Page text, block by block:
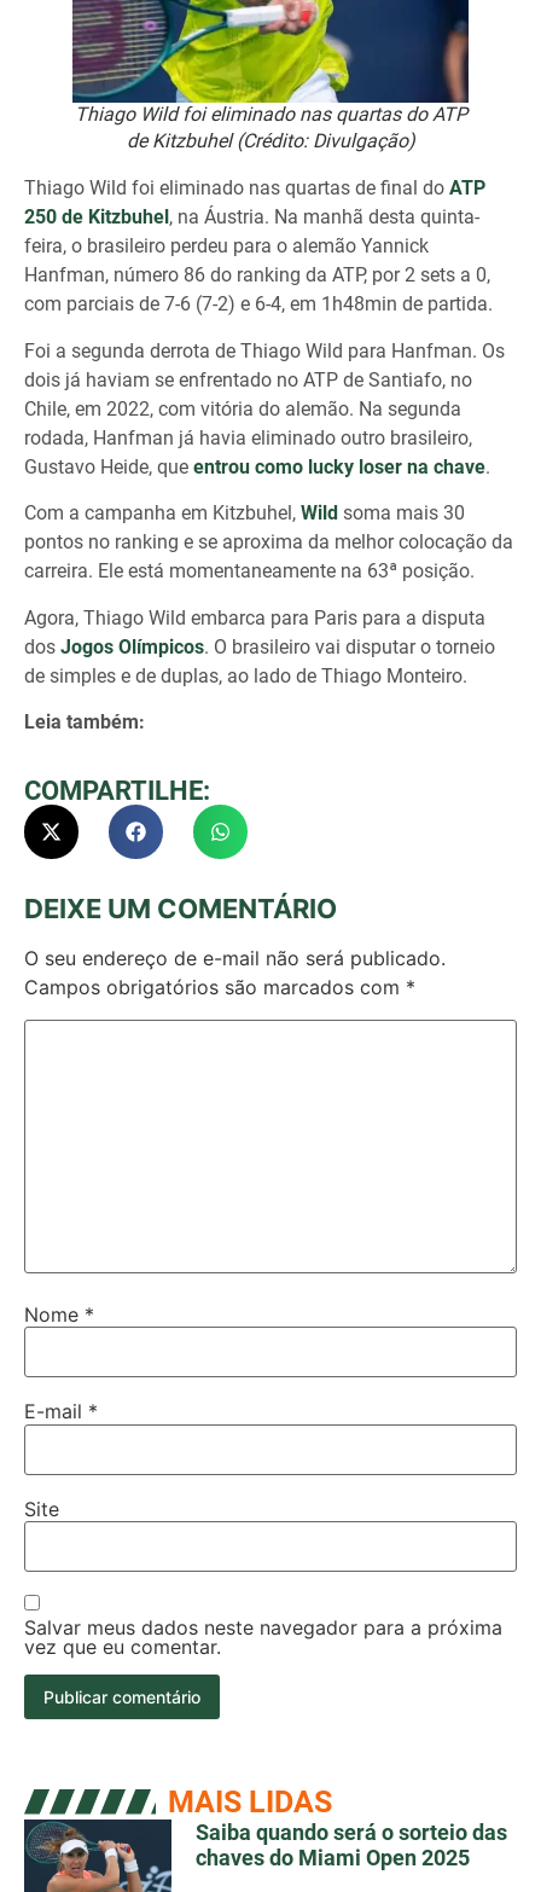
Thiago Wild foi eliminado nas quartas do ATP
de Kitzbuhel (Crédito: Divulgação)
Thiago Wild foi eliminado nas quartas de final do ATP
250 de Kitzbuhel , na Áustria. Na manhã desta quinta-
feira, o brasileiro perdeu para o alemão Yannick
Hanfman, número 86 do ranking da ATP, por 2 sets a 0,
com parciais de 7-6 (7-2) e 6-4, em 1h48min de partida.
Foi a segunda derrota de Thiago Wild para Hanfman. Os
dois já haviam se enfrentado no ATP de Santiafo, no
Chile, em 2022, com vitória do alemão. Na segunda
rodada, Hanfman já havia eliminado outro brasileiro,
Gustavo Heide, que entrou como lucky loser na chave.
Com a campanha em Kitzbuhel, Wild soma mais 30
pontos no ranking e se aproxima da melhor colocação da
carreira. Ele está momentaneamente na 63ª posição.
Agora, Thiago Wild embarca para Paris para a disputa
dos Jogos Olímpicos. O brasileiro vai disputar o torneio
de simples e de duplas, ao lado de Thiago Monteiro.
Leia também:
COMPARTILHE:
DEIXE UM COMENTÁRIO
O seu endereço de e-mail não será publicado.
Campos obrigatórios são marcados com *
Nome *
E-mail *
Site
Salvar meus dados neste navegador para a próxima
vez que eu comentar.
MAIS LIDAS
Saiba quando será o sorteio das
chaves do Miami Open 2025